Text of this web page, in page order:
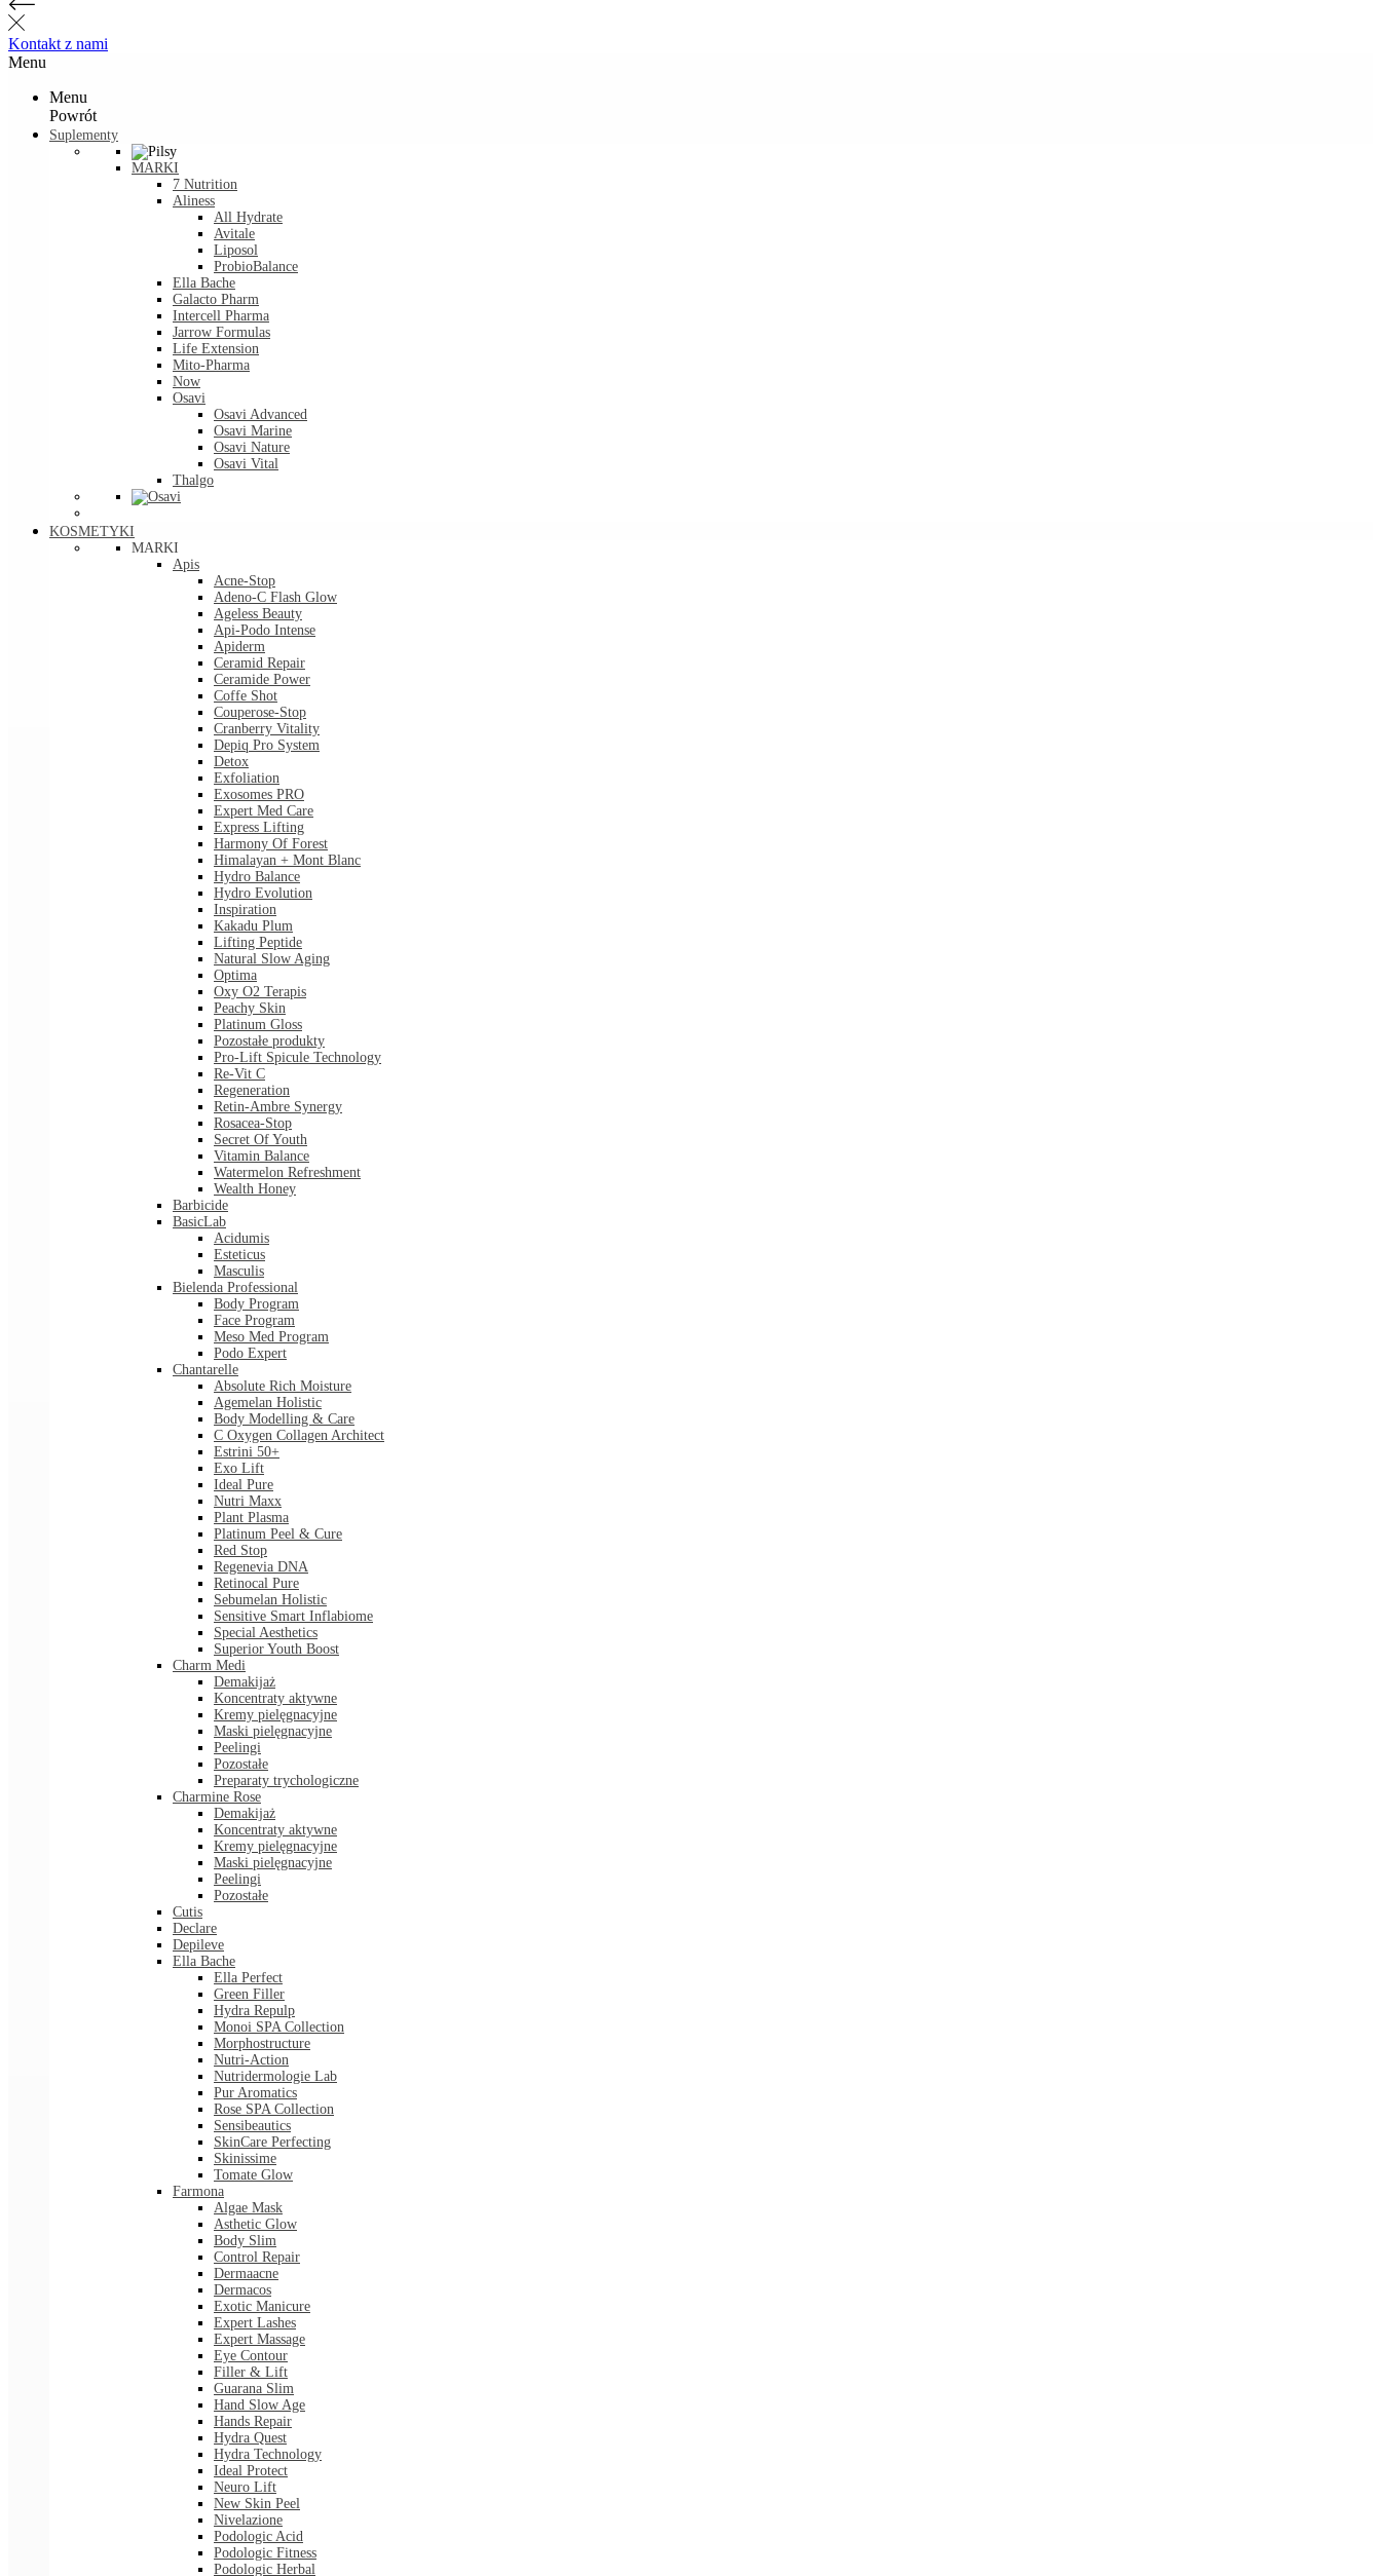
Kontakt z nami
Menu
Menu
Powrót
Suplementy
MARKI
7 Nutrition
Aliness
All Hydrate
Avitale
Liposol
ProbioBalance
Ella Bache
Galacto Pharm
Intercell Pharma
Jarrow Formulas
Life Extension
Mito-Pharma
Now
Osavi
Osavi Advanced
Osavi Marine
Osavi Nature
Osavi Vital
Thalgo
KOSMETYKI
MARKI
Apis
Acne-Stop
Adeno-C Flash Glow
Ageless Beauty
Api-Podo Intense
Apiderm
Ceramid Repair
Ceramide Power
Coffe Shot
Couperose-Stop
Cranberry Vitality
Depiq Pro System
Detox
Exfoliation
Exosomes PRO
Expert Med Care
Express Lifting
Harmony Of Forest
Himalayan + Mont Blanc
Hydro Balance
Hydro Evolution
Inspiration
Kakadu Plum
Lifting Peptide
Natural Slow Aging
Optima
Oxy O2 Terapis
Peachy Skin
Platinum Gloss
Pozostałe produkty
Pro-Lift Spicule Technology
Re-Vit C
Regeneration
Retin-Ambre Synergy
Rosacea-Stop
Secret Of Youth
Vitamin Balance
Watermelon Refreshment
Wealth Honey
Barbicide
BasicLab
Acidumis
Esteticus
Masculis
Bielenda Professional
Body Program
Face Program
Meso Med Program
Podo Expert
Chantarelle
Absolute Rich Moisture
Agemelan Holistic
Body Modelling & Care
C Oxygen Collagen Architect
Estrini 50+
Exo Lift
Ideal Pure
Nutri Maxx
Plant Plasma
Platinum Peel & Cure
Red Stop
Regenevia DNA
Retinocal Pure
Sebumelan Holistic
Sensitive Smart Inflabiome
Special Aesthetics
Superior Youth Boost
Charm Medi
Demakijaż
Koncentraty aktywne
Kremy pielęgnacyjne
Maski pielęgnacyjne
Peelingi
Pozostałe
Preparaty trychologiczne
Charmine Rose
Demakijaż
Koncentraty aktywne
Kremy pielęgnacyjne
Maski pielęgnacyjne
Peelingi
Pozostałe
Cutis
Declare
Depileve
Ella Bache
Ella Perfect
Green Filler
Hydra Repulp
Monoi SPA Collection
Morphostructure
Nutri-Action
Nutridermologie Lab
Pur Aromatics
Rose SPA Collection
Sensibeautics
SkinCare Perfecting
Skinissime
Tomate Glow
Farmona
Algae Mask
Asthetic Glow
Body Slim
Control Repair
Dermaacne
Dermacos
Exotic Manicure
Expert Lashes
Expert Massage
Eye Contour
Filler & Lift
Guarana Slim
Hand Slow Age
Hands Repair
Hydra Quest
Hydra Technology
Ideal Protect
Neuro Lift
New Skin Peel
Nivelazione
Podologic Acid
Podologic Fitness
Podologic Herbal